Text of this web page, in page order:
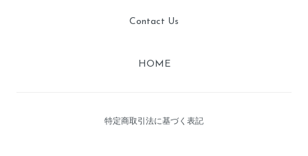
Contact Us
HOME
特定商取引法に基づく表記